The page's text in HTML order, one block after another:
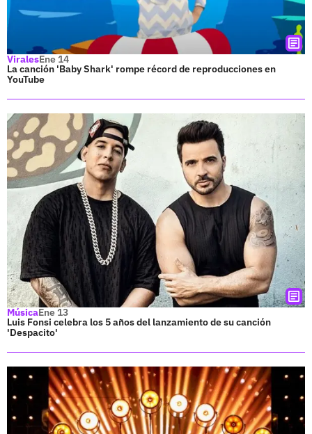
ViralesEne 14
La canción 'Baby Shark' rompe récord de reproducciones en
YouTube
MúsicaEne 13
Luis Fonsi celebra los 5 años del lanzamiento de su canción
'Despacito'